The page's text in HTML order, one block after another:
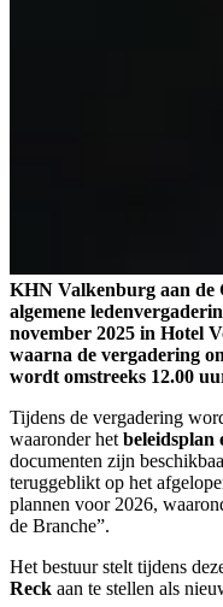
KHN Valkenburg aan de
algemene
november 2025 in Hotel
waarna de vergadering
wordt omstreeks 12.00
Tijdens de vergadering
waaronder het beleidsplan
documenten zijn
teruggeblikt op het
plannen voor 2026,
de Branche”.
Het bestuur stelt tijdens
Reck aan te stellen als